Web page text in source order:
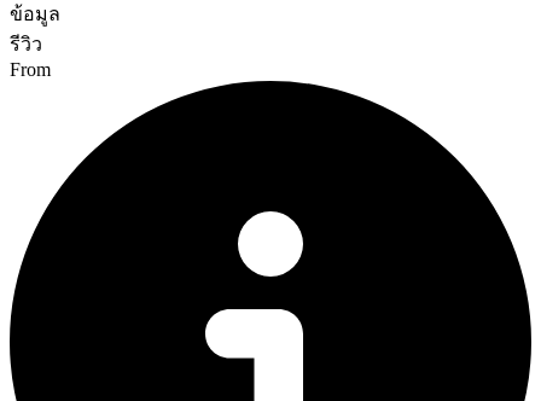
ข้อมูล
รีวิว
From